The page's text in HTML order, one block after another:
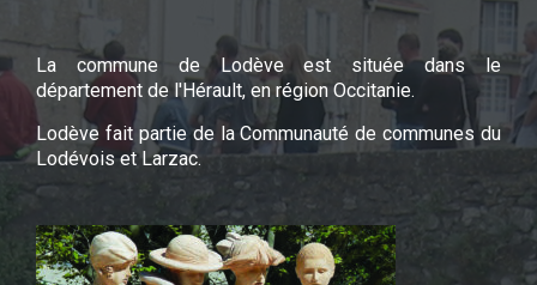
La commune de Lodève est située dans le
département de l'Hérault, en région Occitanie.
Lodève fait partie de la Communauté de communes du
Lodévois et Larzac.